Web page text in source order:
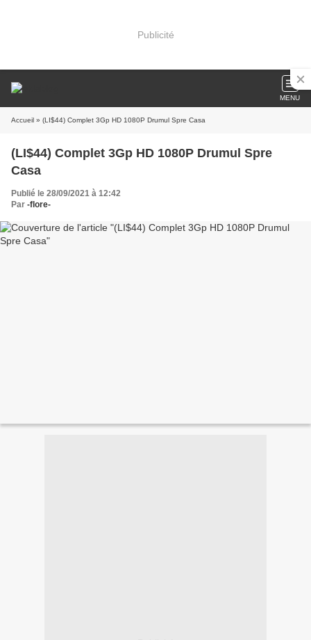
Publicité
MENU
Accueil » (LI$44) Complet 3Gp HD 1080P Drumul Spre Casa
(LI$44) Complet 3Gp HD 1080P Drumul Spre
Casa
Publié le 28/09/2021 à 12:42
Par -flore-